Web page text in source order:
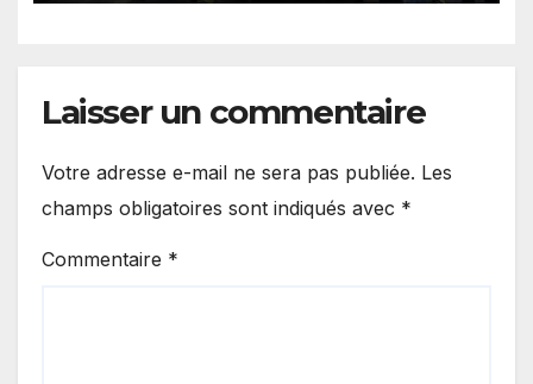
Laisser un commentaire
Votre adresse e-mail ne sera pas publiée. Les
champs obligatoires sont indiqués avec *
Commentaire *